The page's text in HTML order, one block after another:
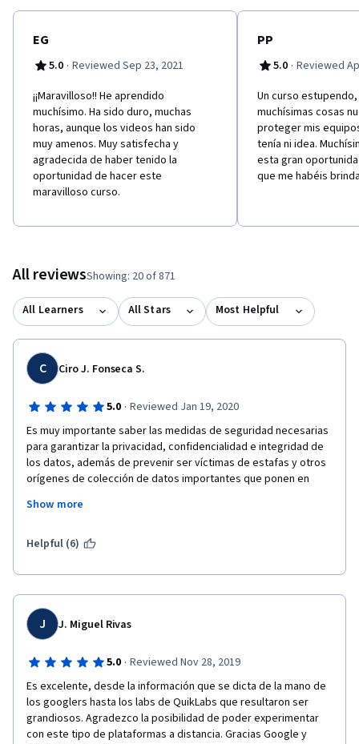
EG
5.0 · Reviewed Sep 23, 2021
¡¡Maravilloso!! He aprendido
muchísimo. Ha sido duro, muchas
horas, aunque los videos han sido
muy amenos. Muy satisfecha y
agradecida de haber tenido la
oportunidad de hacer este
maravilloso curso.
PP
5.0 · Reviewed
Un curso
muchísimas cosas
proteger mis
tenía ni idea.
esta gran
que me habéis
All reviewsShowing: 20 of 871
All Learners All Stars Most Helpful
C Ciro J. Fonseca S.
5.0 · Reviewed Jan 19, 2020
Es muy importante saber las medidas de seguridad necesarias
para garantizar la privacidad, confidencialidad e integridad de
los datos, además de prevenir ser víctimas de estafas y otros
orígenes de colección de datos importantes que ponen en
las formas de detectar y prevenir irumpir de manera ilegal a los
Show more
Helpful (6)
J J. Miguel Rivas
5.0 · Reviewed Nov 28, 2019
Es excelente, desde la información que se dicta de la mano de
los googlers hasta los labs de QuikLabs que resultaron ser
grandiosos. Agradezco la posibilidad de poder experimentar
con este tipo de plataformas a distancia. Gracias Google y